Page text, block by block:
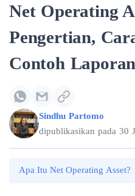
Net Operating
Pengertian,
Contoh
Sindhu Partomo
dipublikasikan pada 30
Apa Itu Net Operating Asset?